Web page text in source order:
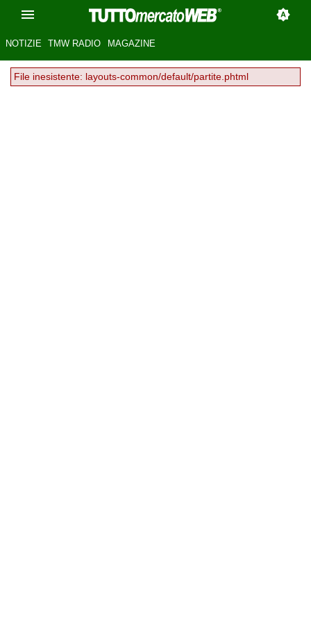
NOTIZIE TMW RADIO MAGAZINE
File inesistente: layouts-common/default/partite.phtml